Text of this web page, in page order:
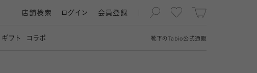
靴下の Tabio公式通販
店舗検索 ログイン 会員登録
ギフト コラボ